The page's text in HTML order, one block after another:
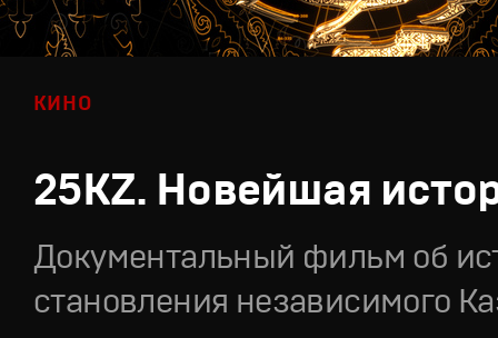
КИНО
25KZ. Новейшая
Документальный фильм об
становления независимого